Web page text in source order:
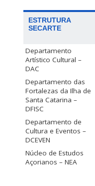
ESTRUTURA
SECARTE
Departamento
Artístico Cultural –
DAC
Departamento das
Fortalezas da Ilha de
Santa Catarina –
DFISC
Departamento de
Cultura e Eventos –
DCEVEN
Núcleo de Estudos
Açorianos – NEA